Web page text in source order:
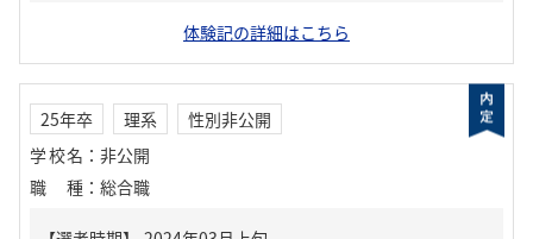
体験記の詳細はこちら
25年卒 理系
性別非公開
学校名 ： 非公開
職種 ： 総合職